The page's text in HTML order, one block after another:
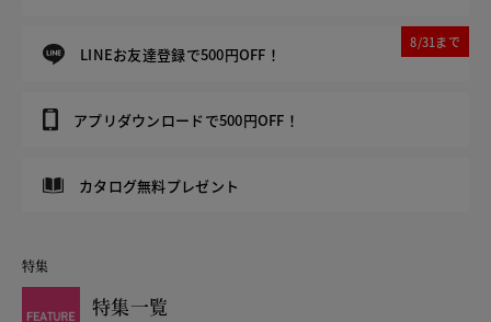
LINEお友達登録で500円OFF！
8/31まで
アプリダウンロードで500円OFF！
カタログ無料プレゼント
特集
特集一覧